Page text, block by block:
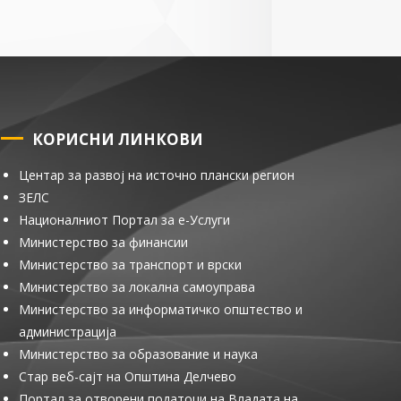
КОРИСНИ ЛИНКОВИ
Центар за развој на источно плански регион
ЗЕЛС
Националниот Портал за е-Услуги
Министерство за финансии
Министерство за транспорт и врски
Министерство за локална самоуправа
Министерство за информатичко општество и
администрација
Министерство за образование и наука
Стар веб-сајт на Општина Делчево